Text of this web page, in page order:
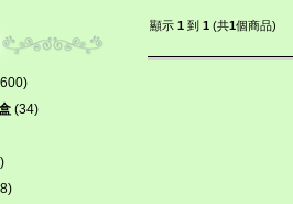
(34)
顯示 1到 1(共1個商品)